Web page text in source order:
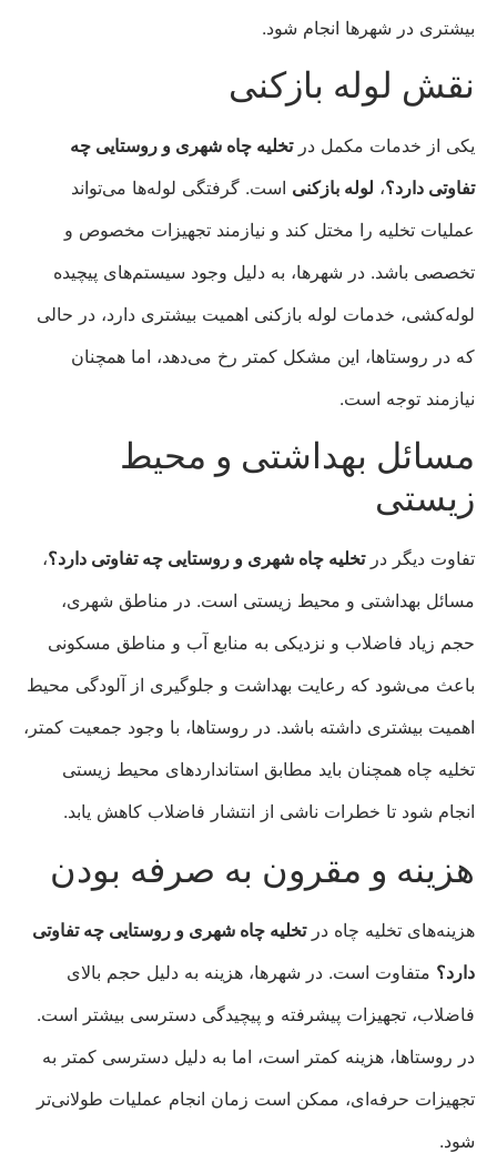
بیشتری در شهرها انجام شود.
نقش لوله بازکنی
یکی از خدمات مکمل درتخلیه چاه شهری و روستایی چه
تفاوتی دارد؟، لوله بازکنی است. گرفتگی لوله‌ها می‌تواند
عملیات تخلیه را مختل کند و نیازمند تجهیزات مخصوص و
تخصصی باشد. در شهرها، به دلیل وجود سیستم‌های پیچیده
لوله‌کشی، خدمات لوله بازکنی اهمیت بیشتری دارد، در حالی
که در روستاها، این مشکل کمتر رخ می‌دهد، اما همچنان
نیازمند توجه است.
مسائل بهداشتی و محیط
زیستی
تفاوت دیگر درتخلیه چاه شهری و روستایی چه تفاوتی دارد؟،
مسائل بهداشتی و محیط زیستی است. در مناطق شهری،
حجم زیاد فاضلاب و نزدیکی به منابع آب و مناطق مسکونی
باعث می‌شود که رعایت بهداشت و جلوگیری از آلودگی محیط
اهمیت بیشتری داشته باشد. در روستاها، با وجود جمعیت کمتر،
تخلیه چاه همچنان باید مطابق استانداردهای محیط زیستی
انجام شود تا خطرات ناشی از انتشار فاضلاب کاهش یابد.
هزینه و مقرون به صرفه بودن
هزینه‌های تخلیه چاه درتخلیه چاه شهری و روستایی چه تفاوتی
دارد؟ متفاوت است. در شهرها، هزینه به دلیل حجم بالای
فاضلاب، تجهیزات پیشرفته و پیچیدگی دسترسی بیشتر است.
در روستاها، هزینه کمتر است، اما به دلیل دسترسی کمتر به
تجهیزات حرفه‌ای، ممکن است زمان انجام عملیات طولانی‌تر
شود.